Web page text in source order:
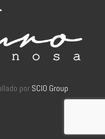
por SCIO Group